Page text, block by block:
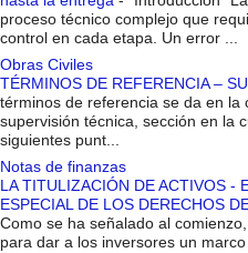
proceso técnico complejo que
control en cada etapa. Un error ...
Obras Civiles
TÉRMINOS DE REFERENCIA –
términos de referencia se da en la
supervisión técnica, sección en la
siguientes punt...
Notas de finanzas
LA TITULIZACIÓN DE ACTIVOS -
ESPECIAL DE LOS DERECHOS
Como se ha señalado al
para dar a los inversores un